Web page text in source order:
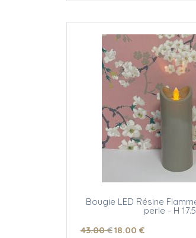
Bougie LED Résine
perle - H
43.00 €18.00 €